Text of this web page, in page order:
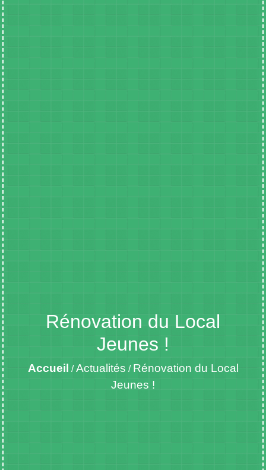
Rénovation du Local
Jeunes !
Accueil /Actualités / Rénovation du Local
Jeunes !